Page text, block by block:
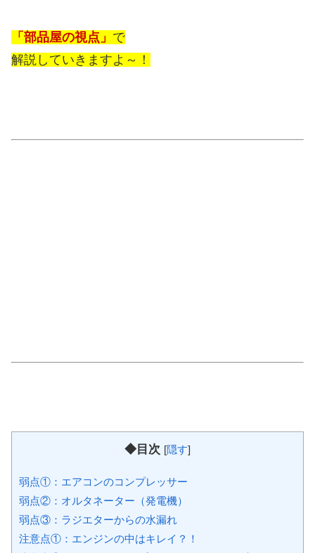
「部品屋の視点」 で
解説していきますよ～！
◆目次 [隠す]
弱点①：エアコンのコンプレッサー
弱点②：オルタネーター（発電機）
弱点③：ラジエターからの水漏れ
注意点①：エンジンの中はキレイ？！